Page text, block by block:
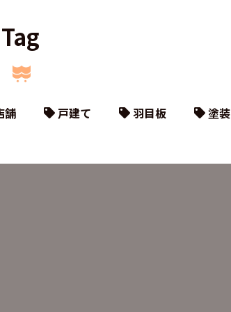
Tag
舗 戸建て 羽目板 塗装